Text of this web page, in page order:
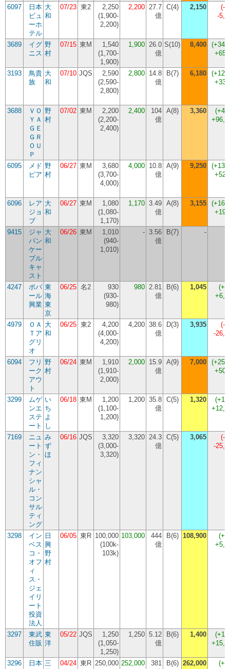
6097
日本
ビュ
ーホ
テル
大
和
07/23 東2
2,250
(1,900-
2,200)
2,200 27.7
億
C(4) 2,150 (-
-
3689
イグ
ニス
野
村
07/15 東M
1,540
(1,700-
1,900)
1,900 26.0
億
S(10) 8,400 (
3193
鳥貴
族
大
和
07/10 JQS
2,590
(2,590-
2,800)
2,800 14.8
億
B(7) 6,180 (
3688
ＶＯ
ＹＡ
ＧＥ
ＧＲ
ＯＵ
Ｐ
野
村
07/02 東M
2,200
(2,200-
2,400)
2,400
104
億
A(8) 3,360 (
6095
メド
ピア
野
村
06/27 東M
3,680
(3,700-
4,000)
4,000 10.8
億
A(9) 9,250 (
6096
レア
ジョ
ブ
大
和
06/27 東M
1,080
(1,080-
1,170)
1,170 3.49
億
A(8) 3,155 (
9415
ジャ
パン
ケー
ブル
キャ
スト
大
和
06/26 東M
1,010
(940-
1,010)
- 3.56
億
B(7) -
4247
ポバ
ール
興業
東
海
東
京
06/25 名2
930
(930-
980)
980 2.81
億
B(6) 1,045 (
4979
ＯＡ
Ｔア
グリ
オ
大
和
06/25 東2
4,200
(4,000-
4,200)
4,200 38.6
億
D(3) 3,935 (-
-
6094
フリ
ーク
アウ
ト
野
村
06/24 東M
1,910
(1,910-
2,000)
2,000 15.9
億
A(9) 7,000 (
3299
ムゲ
ンエ
ステ
ート
い
ち
よ
し
06/18 東M
1,200
(1,100-
1,200)
1,200 35.8
億
C(5) 1,320 (
7169
ニュ
ート
ン・
フィ
ナン
シャ
ル・
コン
サル
ティ
ング
み
ず
ほ
06/16 JQS
3,320
(3,000-
3,320)
3,320 24.3
億
C(5) 3,065 (-
-
3298
イン
ベス
コ・
オフ
ィ
ス・
ジェ
イリ
ート
投資
法人
日
興
野
村
06/05 東R 100,000
(100k-
103k)
103,000
444
億
B(6) 108,900 (
3297
東武
住販
東
洋
05/22 JQS
1,250
(1,050-
1,250)
1,250 5.12
億
B(6) 1,400 (
3296
日本 三
04/24 東R 250,000 252,000
381
B(6) 262,000 (